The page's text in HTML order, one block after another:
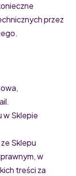
przez
w Sklepie
Sklepu
w
treści za